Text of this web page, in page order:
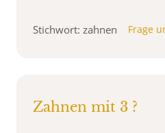
Stichwort: zahnen Frage
Zahnen mit 3 ?